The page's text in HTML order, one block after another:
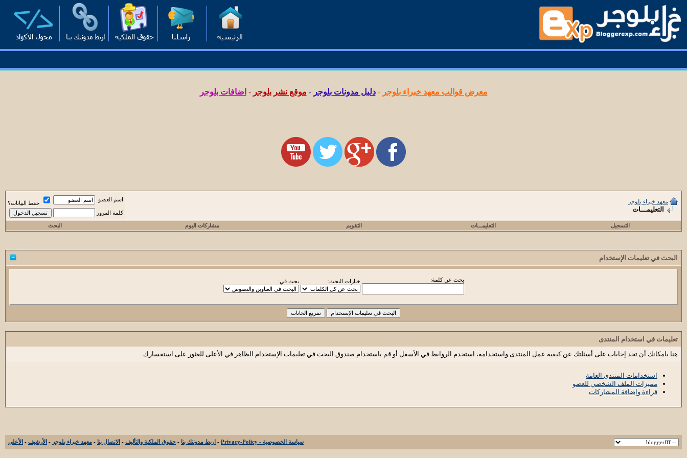
معرض قوالب معهد خبراء بلوجر -دليل مدونات بلوجر - موقع نشر بلوجر - اضافات بلوجر
معهد خبراء بلوجر
التعليمـــات
اسم العضو
حفظ البيانات؟
كلمة المرور
التسجيل التعليمـــات التقويم مشاركات اليوم البحث
البحث في تعليمات الإستخدام
بحث عن كلمة: خيارات البحث: بحث في:
تعليمات في استخدام المنتدى
هنا بامكانك أن تجد إجابات على أسئلتك عن كيفية عمل المنتدى واستخدامه، استخدم الروابط في الأسفل أو قم باستخدام صندوق البحث في تعليمات الإستخدام الظاهر في الأعلى للعثور على استفسارك.
استخدامات المنتدى العامة
مميزات الملف الشخصي للعضو
قراءة وإضافة المشاركات
سياسة الخصوصية - Privacy-Policy - اربط مدونتك بنا - حقوق الملكية والتأليف - الاتصال بنا - معهد خبراء بلوجر - الأرشيف - الأعلى